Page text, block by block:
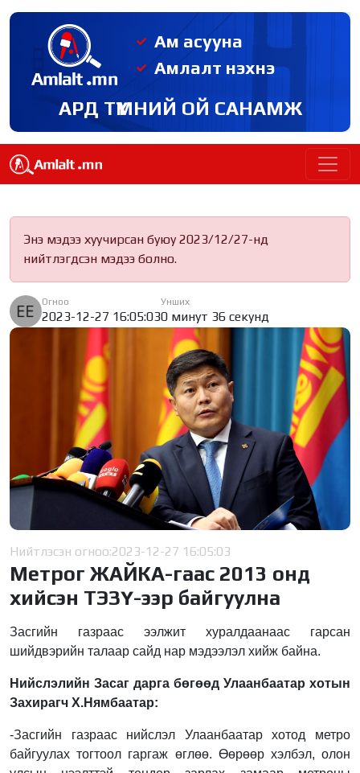
Ам асууна
Амлалт нэхнэ
АРД ТҮМНИЙ ОЙ САНАМЖ
Энэ мэдээ хуучирсан буюу 2023/12/27-нд
нийтлэгдсэн мэдээ болно.
Огноо
2023-12-27 16:05:03
Унших
0 минут 36 секунд
Нийтлэсэн огноо:2023-12-27 16:05:03
Метрог ЖАЙКА-гаас 2013 онд
хийсэн ТЭЗҮ-ээр байгуулна
Засгийн газраас ээлжит хуралдаанаас гарсан
шийдвэрийн талаар сайд нар мэдээлэл хийж байна.
Нийслэлийн Засаг дарга бөгөөд Улаанбаатар хотын
Захирагч Х.Нямбаатар:
-Засгийн газраас нийслэл Улаанбаатар хотод метро
байгуулах тогтоол гаргаж өглөө. Өөрөөр хэлбэл, олон